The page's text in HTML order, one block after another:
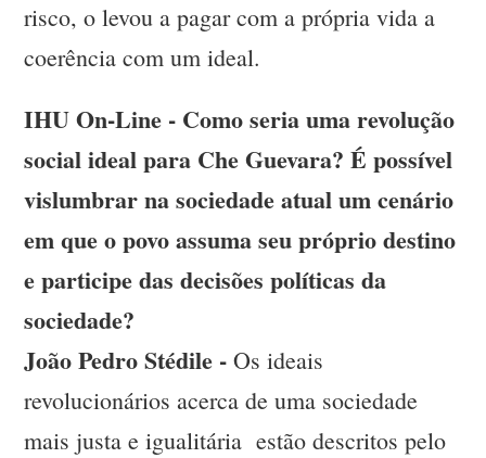
risco, o levou a pagar com a própria vida a
coerência com um ideal.
IHU On-Line - Como seria uma revolução
social ideal para Che Guevara? É possível
vislumbrar na sociedade atual um cenário
em que o povo assuma seu próprio destino
e participe das decisões políticas da
sociedade?
João Pedro Stédile - Os ideais
revolucionários acerca de uma sociedade
mais justa e igualitária estão descritos pelo